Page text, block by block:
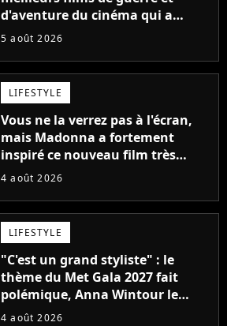
d'aventure du cinéma qui a
connu un succès retentissant à
5 août 2026
LIFESTYLE
Vous ne la verrez pas à l'écran,
mais Madonna a fortement
inspiré ce nouveau film très
attendu
4 août 2026
LIFESTYLE
"C'est un grand styliste" : le
thème du Met Gala 2027 fait
polémique, Anna Wintour le
défend
4 août 2026